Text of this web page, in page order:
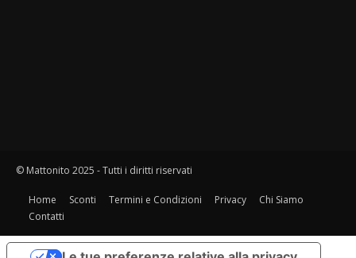
© Mattonito 2025 - Tutti i diritti riservati
Home Sconti Termini e Condizioni Privacy
Chi Siamo
Contatti